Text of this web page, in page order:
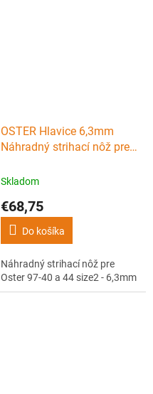
OSTER Hlavice 6,3mm
Náhradný strihací nôž pre
6,3mm
Skladom
€68,75
Do košíka
Náhradný strihací nôž pre
Oster 97-40 a 44 size2 - 6,3mm